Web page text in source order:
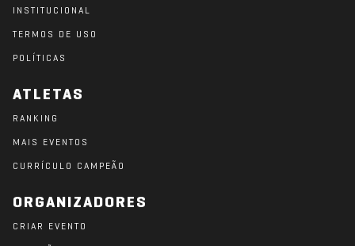
INSTITUCIONAL
TERMOS DE USO
POLÍTICAS
ATLETAS
RANKING
MAIS EVENTOS
CURRÍCULO CAMPEÃO
ORGANIZADORES
CRIAR EVENTO